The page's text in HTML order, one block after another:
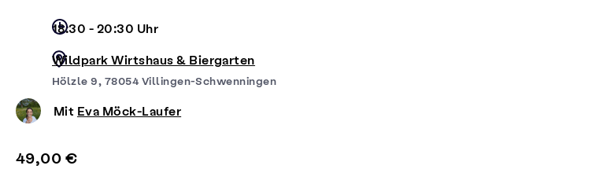
18:30 - 20:30 Uhr
Wildpark Wirtshaus & Biergarten
Hölzle 9, 78054 Villingen-Schwenningen
Mit Eva Möck-Laufer
49,00 €